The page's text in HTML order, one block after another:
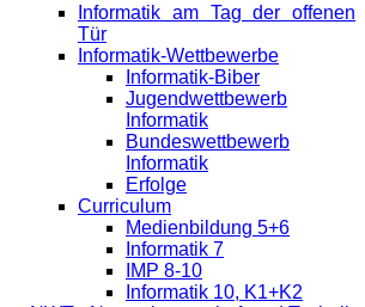
Informatik am Tag der offenen
Tür
Informatik-Wettbewerbe
Informatik-Biber
Jugendwettbewerb
Informatik
Bundeswettbewerb
Informatik
Erfolge
Curriculum
Medienbildung 5+6
Informatik 7
IMP 8-10
Informatik 10, K1+K2